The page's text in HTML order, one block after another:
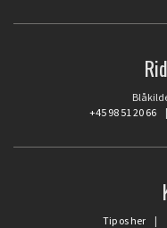
+45 98 51 20 66
Tip os her |